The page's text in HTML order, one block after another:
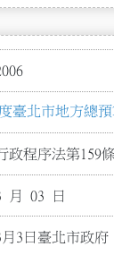
臺北市地方總
政程序法第159
月 03 日
3日臺北市政府